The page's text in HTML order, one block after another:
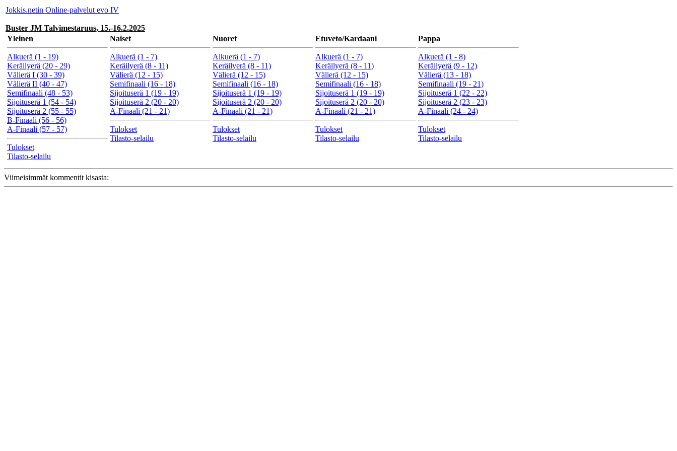
Jokkis.netin Online-palvelut evo IV
Buster JM Talvimestaruus, 15.-16.2.2025
Yleinen
Alkuerä (1 - 19)
Keräilyerä (20 - 29)
Välierä I (30 - 39)
Välierä II (40 - 47)
Semifinaali (48 - 53)
Sijoituserä 1 (54 - 54)
Sijoituserä 2 (55 - 55)
B-Finaali (56 - 56)
A-Finaali (57 - 57)
Tulokset
Tilasto-selailu
Naiset
Alkuerä (1 - 7)
Keräilyerä (8 - 11)
Välierä (12 - 15)
Semifinaali (16 - 18)
Sijoituserä 1 (19 - 19)
Sijoituserä 2 (20 - 20)
A-Finaali (21 - 21)
Tulokset
Tilasto-selailu
Nuoret
Alkuerä (1 - 7)
Keräilyerä (8 - 11)
Välierä (12 - 15)
Semifinaali (16 - 18)
Sijoituserä 1 (19 - 19)
Sijoituserä 2 (20 - 20)
A-Finaali (21 - 21)
Tulokset
Tilasto-selailu
Etuveto/Kardaani
Alkuerä (1 - 7)
Keräilyerä (8 - 11)
Välierä (12 - 15)
Semifinaali (16 - 18)
Sijoituserä 1 (19 - 19)
Sijoituserä 2 (20 - 20)
A-Finaali (21 - 21)
Tulokset
Tilasto-selailu
Pappa
Alkuerä (1 - 8)
Keräilyerä (9 - 12)
Välierä (13 - 18)
Semifinaali (19 - 21)
Sijoituserä 1 (22 - 22)
Sijoituserä 2 (23 - 23)
A-Finaali (24 - 24)
Tulokset
Tilasto-selailu
Viimeisimmät kommentit kisasta: